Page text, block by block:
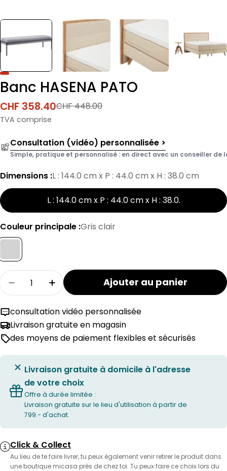
Banc HASENA PATO
Prix
de
CHF 358.40
Prix
normal
CHF 448.00
TVA comprise
Consultation (vidéo) personnalisée >
Simple, pratique et personnalisé : en direct avec un conseiller de
Dimensions :L : 144.0 cm x P : 44.0 cm x H : 38.0 cm
L : 144.0 cm x P : 44.0 cm x H : 38.0.
Couleur principale :Gris clair
Quantité
Réduire la quantité pour le banc HASENA PATO
Augmenter la quantité pour le banc
Ajouter au panier
consultation vidéo personnalisée
Livraison gratuite en magasin
des moyens de paiement flexibles et sécurisés
Livraison gratuite à domicile à l'adresse
de votre choix
Offre à durée limitée :
Livraison gratuite sur le lieu d'utilisation à partir de
799.- d'achat.
Click & Collect
Au lieu de te faire livrer, tu peux également venir retirer le produit dans
une boutique micasa près de chez toi. Tu peux faire ce choix lors du